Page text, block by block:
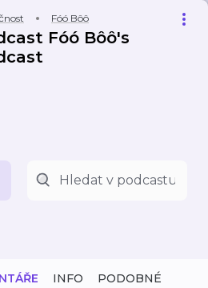
Fóó Bôô
Fóó Bôô's
INFO PODOBNÉ